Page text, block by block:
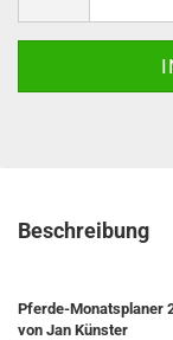
Beschreibung
Pferde-Monatsplaner
von Jan Künster